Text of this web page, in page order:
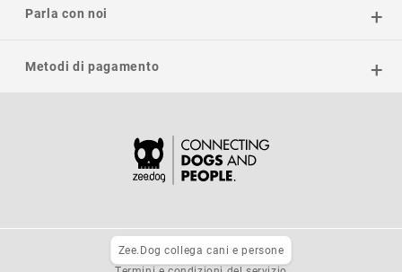
Parla con noi
Metodi di pagamento
Zee.Dog collega cani e persone
Informativa sulla privacy